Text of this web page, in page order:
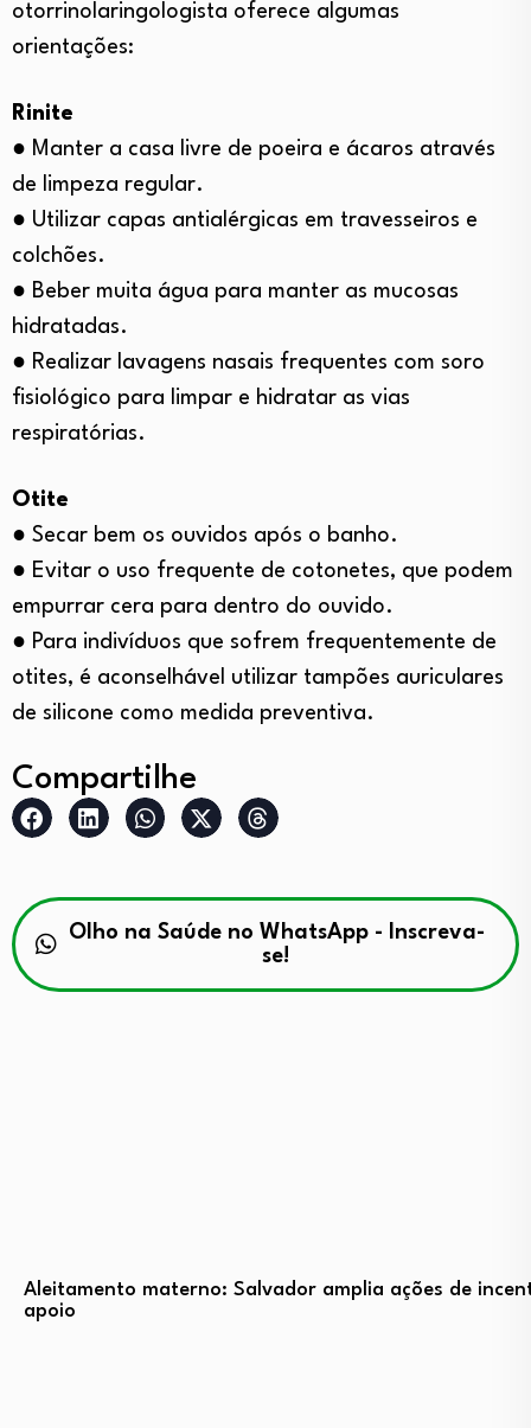
otorrinolaringologista oferece algumas
orientações:
Rinite
● Manter a casa livre de poeira e ácaros através
de limpeza regular.
● Utilizar capas antialérgicas em travesseiros e
colchões.
● Beber muita água para manter as mucosas
hidratadas.
● Realizar lavagens nasais frequentes com soro
fisiológico para limpar e hidratar as vias
respiratórias.
Otite
● Secar bem os ouvidos após o banho.
● Evitar o uso frequente de cotonetes, que podem
empurrar cera para dentro do ouvido.
● Para indivíduos que sofrem frequentemente de
otites, é aconselhável utilizar tampões auriculares
de silicone como medida preventiva.
Compartilhe
Olho na Saúde no WhatsApp - Inscreva-
se!
Aleitamento materno: Salvador amplia ações de
apoio